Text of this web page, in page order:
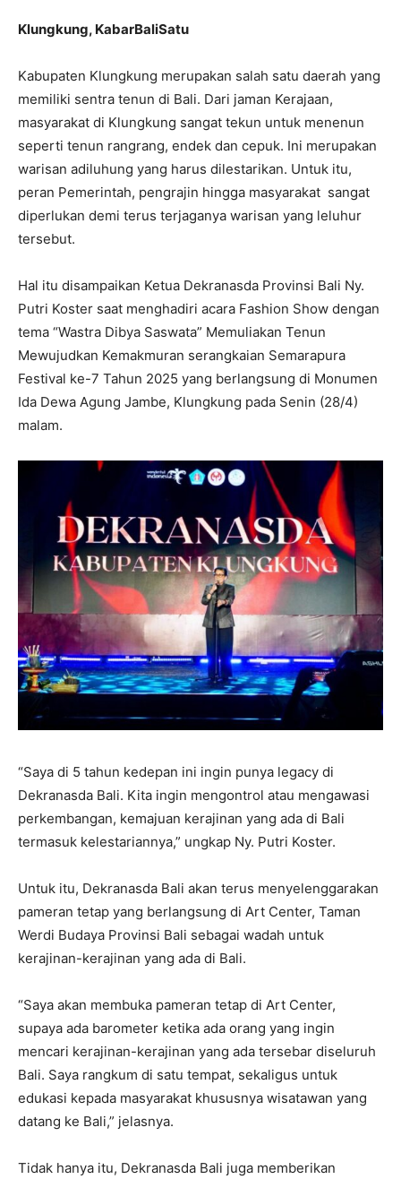
Klungkung, KabarBaliSatu
Kabupaten Klungkung merupakan salah satu daerah yang
memiliki sentra tenun di Bali. Dari jaman Kerajaan,
masyarakat di Klungkung sangat tekun untuk menenun
seperti tenun rangrang, endek dan cepuk. Ini merupakan
warisan adiluhung yang harus dilestarikan. Untuk itu,
peran Pemerintah, pengrajin hingga masyarakat sangat
diperlukan demi terus terjaganya warisan yang leluhur
tersebut.
Hal itu disampaikan Ketua Dekranasda Provinsi Bali Ny.
Putri Koster saat menghadiri acara Fashion Show dengan
tema “Wastra Dibya Saswata” Memuliakan Tenun
Mewujudkan Kemakmuran serangkaian Semarapura
Festival ke-7 Tahun 2025 yang berlangsung di Monumen
Ida Dewa Agung Jambe, Klungkung pada Senin (28/4)
malam.
“Saya di 5 tahun kedepan ini ingin punya legacy di
Dekranasda Bali. Kita ingin mengontrol atau mengawasi
perkembangan, kemajuan kerajinan yang ada di Bali
termasuk kelestariannya,” ungkap Ny. Putri Koster.
Untuk itu, Dekranasda Bali akan terus menyelenggarakan
pameran tetap yang berlangsung di Art Center, Taman
Werdi Budaya Provinsi Bali sebagai wadah untuk
kerajinan-kerajinan yang ada di Bali.
“Saya akan membuka pameran tetap di Art Center,
supaya ada barometer ketika ada orang yang ingin
mencari kerajinan-kerajinan yang ada tersebar diseluruh
Bali. Saya rangkum di satu tempat, sekaligus untuk
edukasi kepada masyarakat khususnya wisatawan yang
datang ke Bali,” jelasnya.
Tidak hanya itu, Dekranasda Bali juga memberikan